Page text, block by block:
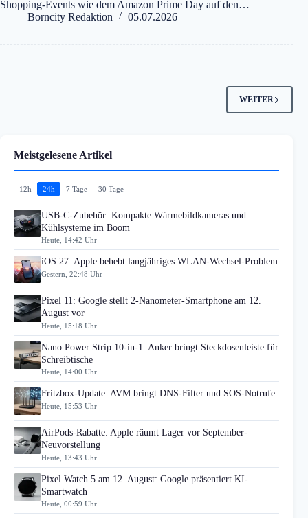
Shopping-Events wie dem Amazon Prime Day auf den…
Borncity Redaktion
05.07.2026
WEITER
Meistgelesene Artikel
12h 24h 7 Tage 30 Tage
USB-C-Zubehör: Kompakte Wärmebildkameras und
Kühlsysteme im Boom
Heute, 14:42 Uhr
iOS 27: Apple behebt langjähriges WLAN-Wechsel-Problem
Gestern, 22:48 Uhr
Pixel 11: Google stellt 2-Nanometer-Smartphone am 12.
August vor
Heute, 15:18 Uhr
Nano Power Strip 10-in-1: Anker bringt Steckdosenleiste für
Schreibtische
Heute, 14:00 Uhr
Fritzbox-Update: AVM bringt DNS-Filter und SOS-Notrufe
Heute, 15:53 Uhr
AirPods-Rabatte: Apple räumt Lager vor September-
Neuvorstellung
Heute, 13:43 Uhr
Pixel Watch 5 am 12. August: Google präsentiert KI-
Smartwatch
Heute, 00:59 Uhr